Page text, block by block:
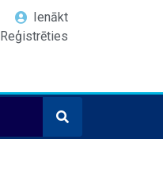
Ienākt
Reģistrēties